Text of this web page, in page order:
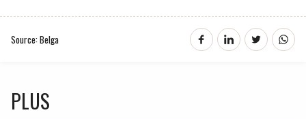
Source: Belga
PLUS